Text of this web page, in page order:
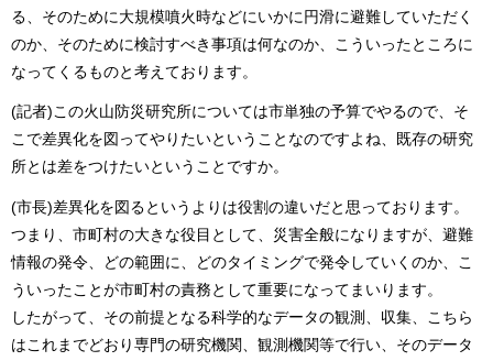
る、そのために大規模噴火時などにいかに円滑に避難していただく
のか、そのために検討すべき事項は何なのか、こういったところに
なってくるものと考えております。
(記者)この火山防災研究所については市単独の予算でやるので、そ
こで差異化を図ってやりたいということなのですよね、既存の研究
所とは差をつけたいということですか。
(市長)差異化を図るというよりは役割の違いだと思っております。
つまり、市町村の大きな役目として、災害全般になりますが、避難
情報の発令、どの範囲に、どのタイミングで発令していくのか、こ
ういったことが市町村の責務として重要になってまいります。
したがって、その前提となる科学的なデータの観測、収集、こちら
はこれまでどおり専門の研究機関、観測機関等で行い、そのデータ